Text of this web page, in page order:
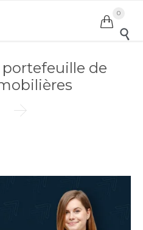

0

de
